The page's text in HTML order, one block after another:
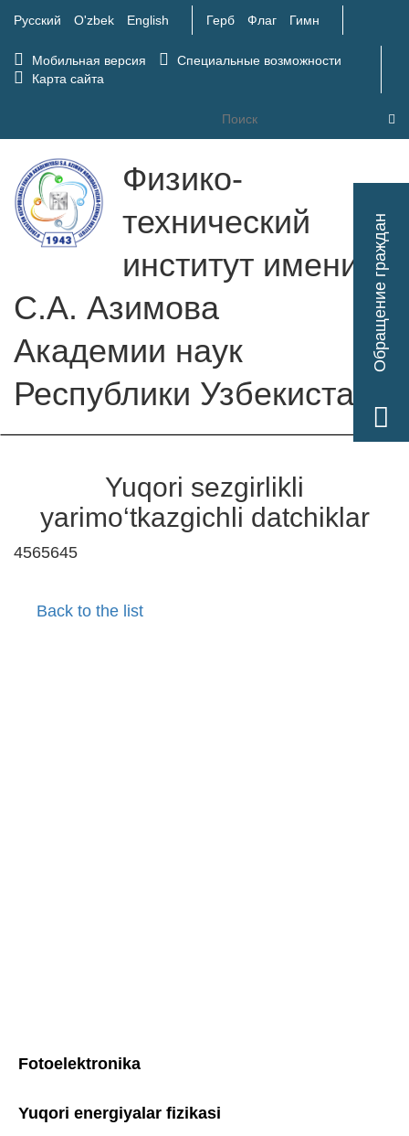
Обращение граждан
Русский O'zbek English Герб Флаг Гимн
Мобильная версия
Специальные возможности
Карта сайта
Физико-
технический
институт имени
С.А. Азимова
Академии наук
Республики Узбекистан
Yuqori sezgirlikli
yarimo‘tkazgichli datchiklar
4565645
Back to the list
Fotoelektronika
Yuqori energiyalar fizikasi